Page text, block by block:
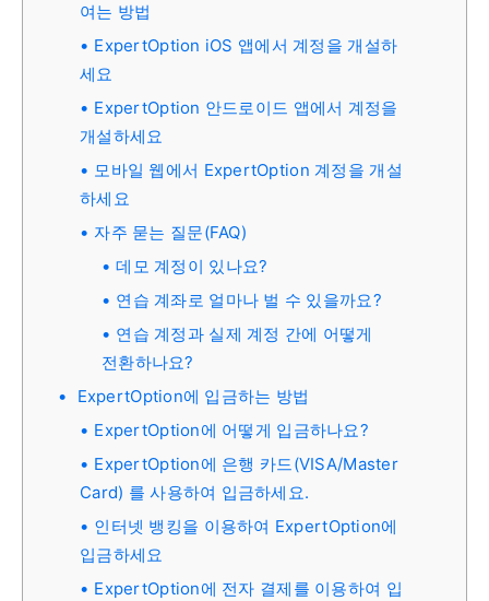
여는 방법
ExpertOption iOS 앱에서 계정을 개설하
세요
ExpertOption 안드로이드 앱에서 계정을
개설하세요
모바일 웹에서 ExpertOption 계정을 개설
하세요
자주 묻는 질문(FAQ)
데모 계정이 있나요?
연습 계좌로 얼마나 벌 수 있을까요?
연습 계정과 실제 계정 간에 어떻게
전환하나요?
ExpertOption에 입금하는 방법
ExpertOption에 어떻게 입금하나요?
ExpertOption에 은행 카드(VISA/Master
Card) 를 사용하여 입금하세요.
인터넷 뱅킹을 이용하여 ExpertOption에
입금하세요
ExpertOption에 전자 결제를 이용하여 입